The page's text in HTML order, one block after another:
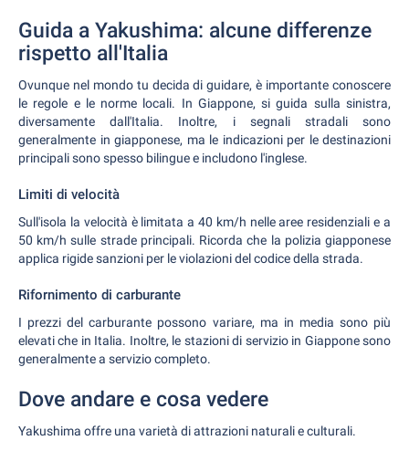
Guida a Yakushima: alcune differenze
rispetto all'Italia
Ovunque nel mondo tu decida di guidare, è importante conoscere
le regole e le norme locali. In Giappone, si guida sulla sinistra,
diversamente dall'Italia. Inoltre, i segnali stradali sono
generalmente in giapponese, ma le indicazioni per le destinazioni
principali sono spesso bilingue e includono l'inglese.
Limiti di velocità
Sull'isola la velocità è limitata a 40 km/h nelle aree residenziali e a
50 km/h sulle strade principali. Ricorda che la polizia giapponese
applica rigide sanzioni per le violazioni del codice della strada.
Rifornimento di carburante
I prezzi del carburante possono variare, ma in media sono più
elevati che in Italia. Inoltre, le stazioni di servizio in Giappone sono
generalmente a servizio completo.
Dove andare e cosa vedere
Yakushima offre una varietà di attrazioni naturali e culturali.